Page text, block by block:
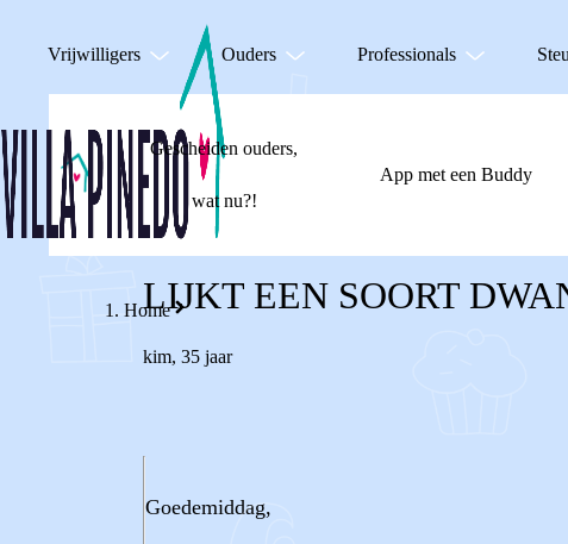
Vrijwilligers Ouders Professionals
Gescheiden ouders,
wat nu?!
App met een Buddy
Home
LIJKT EEN SOORT
kim, 35 jaar
Goedemiddag,